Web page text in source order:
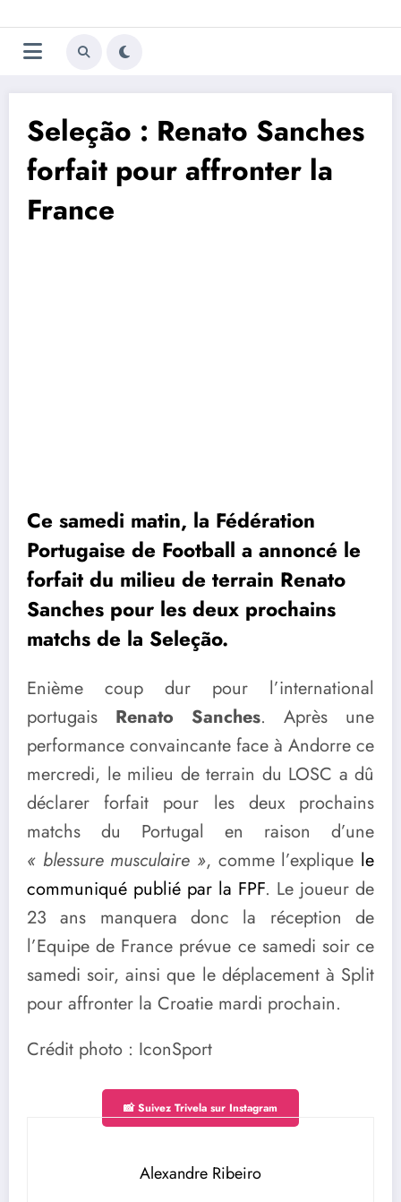
au
contenu
Trivela
L'actualité du football
Seleção : Renato Sanches
forfait pour affronter la
France
Ce samedi matin, la Fédération
Portugaise de Football a annoncé le
forfait du milieu de terrain Renato
Sanches pour les deux prochains
matchs de la Seleção.
Enième coup dur pour l’international
portugais Renato Sanches. Après une
performance convaincante face à Andorre ce
mercredi, le milieu de terrain du LOSC a dû
déclarer forfait pour les deux prochains
matchs du Portugal en raison d’une
« blessure musculaire », comme l’explique le
communiqué publié par la FPF. Le joueur de
23 ans manquera donc la réception de
l’Equipe de France prévue ce samedi soir ce
samedi soir, ainsi que le déplacement à Split
pour affronter la Croatie mardi prochain.
Crédit photo : IconSport
📸 Suivez Trivela sur Instagram
Alexandre Ribeiro